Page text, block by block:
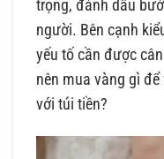
trọng, đánh dấu
người. Bên cạnh
yếu tố cần được
nên mua vàng gì
với túi tiền?